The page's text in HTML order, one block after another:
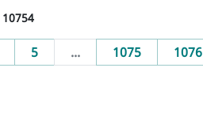
10754
5 ... 1075 1076